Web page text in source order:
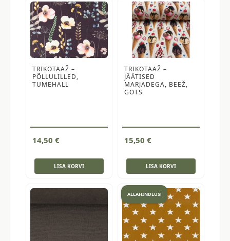
TRIKOTAAŽ –
PÕLLULILLED,
TUMEHALL
14,50 €
LISA KORVI
TRIKOTAAŽ –
JÄÄTISED
MARJADEGA, BEEŽ,
GOTS
15,50 €
LISA KORVI
ALLAHINDLUS!